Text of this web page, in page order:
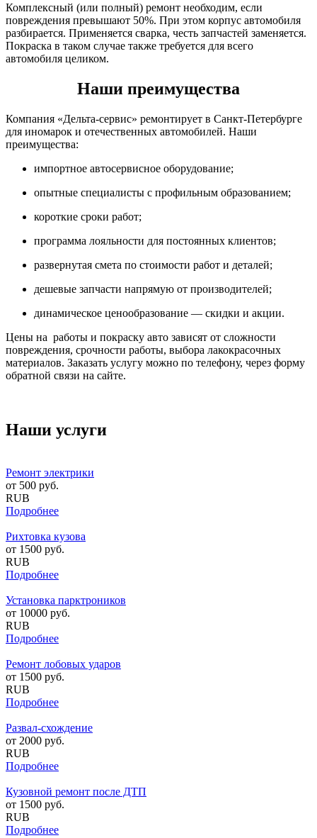
Комплексный (или полный) ремонт необходим, если
повреждения превышают 50%. При этом корпус автомобиля
разбирается. Применяется сварка, честь запчастей заменяется.
Покраска в таком случае также требуется для всего
автомобиля целиком.
Наши преимущества
Компания «Дельта-сервис» ремонтирует в Санкт-Петербурге
для иномарок и отечественных автомобилей. Наши
преимущества:
импортное автосервисное оборудование;
опытные специалисты с профильным образованием;
короткие сроки работ;
программа лояльности для постоянных клиентов;
развернутая смета по стоимости работ и деталей;
дешевые запчасти напрямую от производителей;
динамическое ценообразование — скидки и акции.
Цены на работы и покраску авто зависят от сложности
повреждения, срочности работы, выбора лакокрасочных
материалов. Заказать услугу можно по телефону, через форму
обратной связи на сайте.
Наши услуги
Ремонт электрики
от 500 руб.
RUB
Подробнее
Рихтовка кузова
от 1500 руб.
RUB
Подробнее
Установка парктроников
от 10000 руб.
RUB
Подробнее
Ремонт лобовых ударов
от 1500 руб.
RUB
Подробнее
Развал-схождение
от 2000 руб.
RUB
Подробнее
Кузовной ремонт после ДТП
от 1500 руб.
RUB
Подробнее